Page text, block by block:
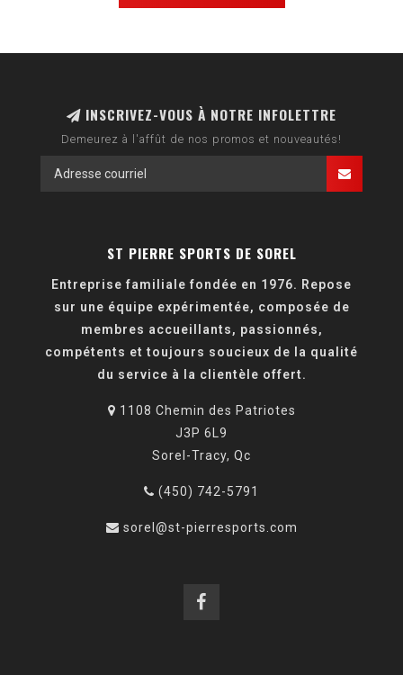
INSCRIVEZ-VOUS À NOTRE INFOLETTRE
Demeurez à l'affût de nos promos et nouveautés!
ST PIERRE SPORTS DE SOREL
Entreprise familiale fondée en 1976. Repose
sur une équipe expérimentée, composée de
membres accueillants, passionnés,
compétents et toujours soucieux de la qualité
du service à la clientèle offert.
1108 Chemin des Patriotes
J3P 6L9
Sorel-Tracy, Qc
(450) 742-5791
sorel@st-pierresports.com